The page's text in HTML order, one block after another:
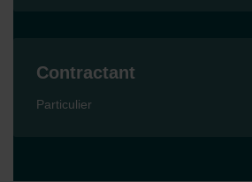
Contractant
Particulier